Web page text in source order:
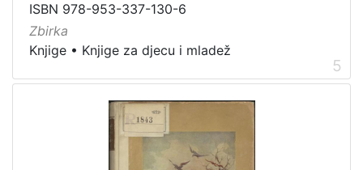
ISBN 978-953-337-130-6
Zbirka
Knjige • Knjige za djecu i mladež
5